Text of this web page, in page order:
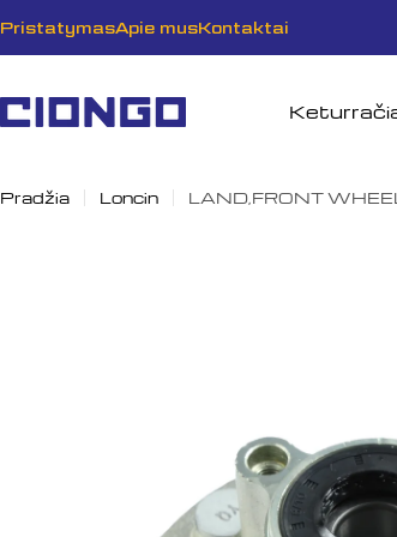
prie
PristatymasApie musKontaktai
Pradžia Loncin LAND,FRONT